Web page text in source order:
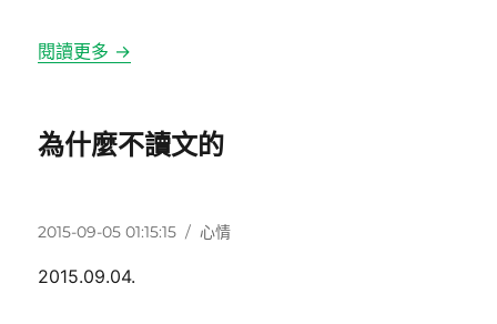
閱讀更多 →
為什麼不讀文的
2015.09.04.
發
日
2015-09-05 01:15:15
分
心情